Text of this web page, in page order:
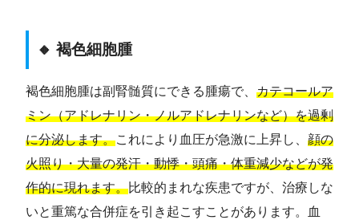
🔸 褐色細胞腫
褐色細胞腫は副腎髄質にできる腫瘍で、 カテコールア
ミン（アドレナリン・ノルアドレナリンなど）を過剰
に分泌します。これにより血圧が急激に上昇し、 顔の
火照り・大量の発汗・動悸・頭痛・体重減少などが発
作的に現れます。比較的まれな疾患ですが、治療しな
いと重篤な合併症を引き起こすことがあります。血